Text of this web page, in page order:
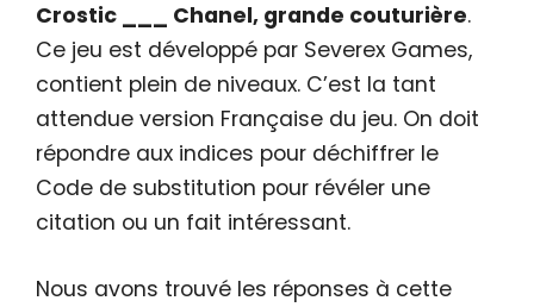
Crostic ___ Chanel, grande couturière.
Ce jeu est développé par Severex Games,
contient plein de niveaux. C’est la tant
attendue version Française du jeu. On doit
répondre aux indices pour déchiffrer le
Code de substitution pour révéler une
citation ou un fait intéressant.
Nous avons trouvé les réponses à cette